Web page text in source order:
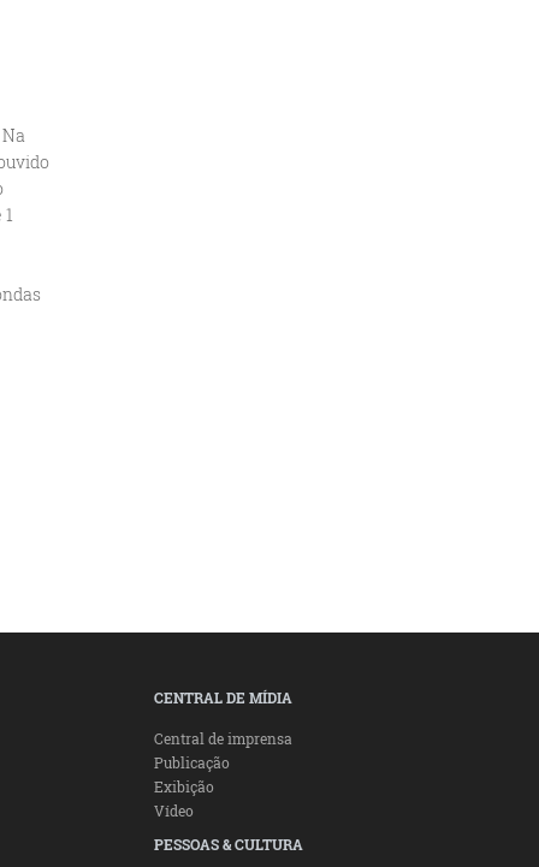
CENTRAL DE MÍDIA
Central de imprensa
Publicação
Exibição
Vídeo
PESSOAS & CULTURA